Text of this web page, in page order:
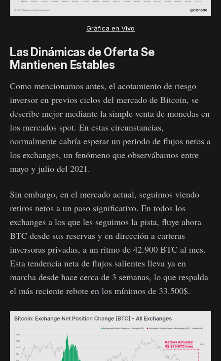
Gráfica en Vivo
Las Dinámicas de Oferta Se
Mantienen Estables
Como mencionamos antes, el acotamiento de riesgo
inversor en previos ciclos del mercado de Bitcoin, se
describe mejor mediante la simple venta de monedas en
los mercados spot. En estas circunstancias,
normalmente cabría esperar un periodo de flujos netos a
los exchanges, un fenómeno que observábamos entre
mayo y julio del 2021.
Sin embargo, en el mercado actual, seguimos viendo
retiros netos a un paso significativo. En todos los
exchanges a los que les seguimos la pista, fluye ahora
BTC desde sus reservas y en dirección a carteras
inversoras privadas, a un ritmo de 42.900 BTC al mes.
Esta tendencia neta de flujos salientes lleva ya en
marcha desde hace cerca de 3 semanas, lo que respalda
el más reciente rebote en los mínimos de 33.500$.